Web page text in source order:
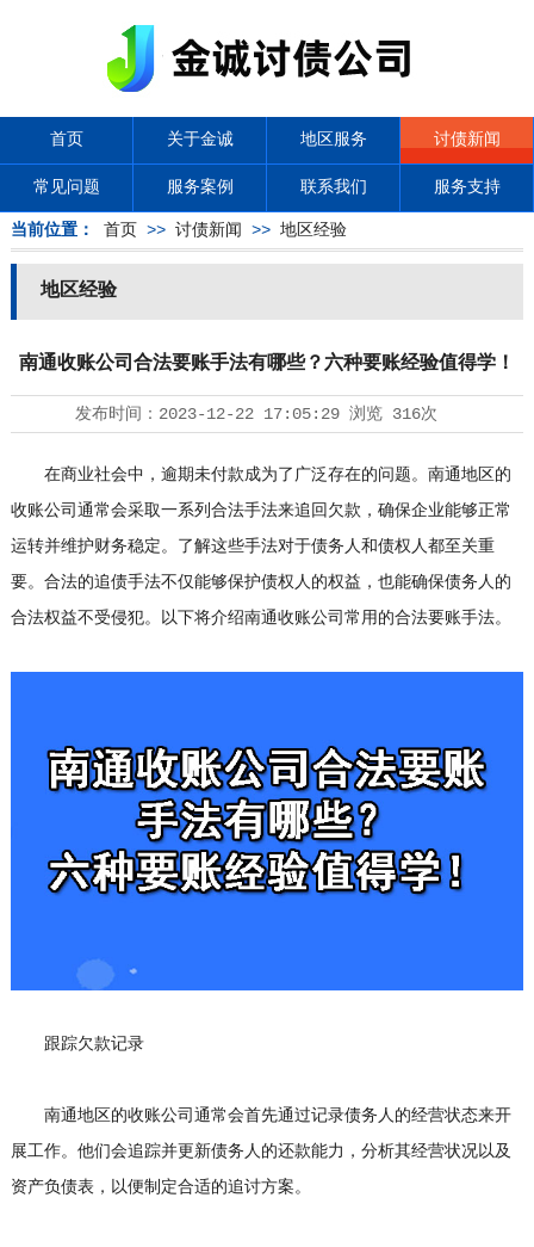
首页 关于金诚 地区服务 讨债新闻
常见问题 服务案例 联系我们 服务支持
当前位置： 首页 >> 讨债新闻 >> 地区经验
地区经验
南通收账公司合法要账手法有哪些？六种要账经验值得学！
发布时间： 2023-12-22 17:05:29浏览 316次
在商业社会中，逾期未付款成为了广泛存在的问题。南通地区的
收账公司通常会采取一系列合法手法来追回欠款，确保企业能够正常
运转并维护财务稳定。了解这些手法对于债务人和债权人都至关重
要。合法的追债手法不仅能够保护债权人的权益，也能确保债务人的
合法权益不受侵犯。以下将介绍南通收账公司常用的合法要账手法。
跟踪欠款记录
南通地区的收账公司通常会首先通过记录债务人的经营状态来开
展工作。他们会追踪并更新债务人的还款能力，分析其经营状况以及
资产负债表，以便制定合适的追讨方案。